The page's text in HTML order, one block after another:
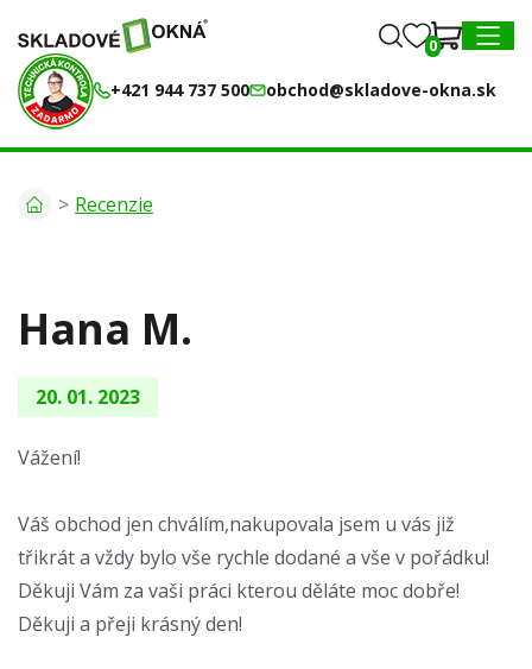
0
+421 944 737 500 obchod@skladove-okna.sk
0
Recenzie
Hana M.
20. 01. 2023
Vážení!
Váš obchod jen chválím,nakupovala jsem u vás již
třikrát a vždy bylo vše rychle dodané a vše v pořádku!
Děkuji Vám za vaši práci kterou děláte moc dobře!
Děkuji a přeji krásný den!